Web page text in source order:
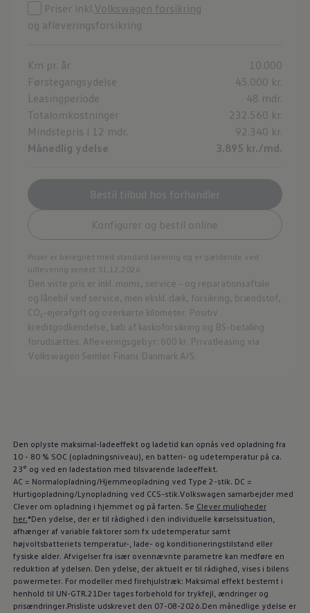
Priser inkl.Volkswagen forsikring
og afleveringsforsikring
Km pr. år
10.000
Førstegangsydelse
45.000 kr.
Leasingperiode
48 mdr.
Totalomkostninger
232.560 kr.
Mindstepris i 12 mdr.
92.340 kr.
Månedlig ydelse
3.895 kr./md.
Bestil tilbud hos forhandler
Konfigurer og bestil online
Priser er beregnet med standard lakering og er gældende ved
udlevering senest 31.12.2026
Den viste pris er inkl. moms, service - og reparationsaftale
og lånebil ved service, men ekskl. dæk, forsikring, brændstof,
CO₂-ejerafgift og overkørte kilometer. Positiv
kreditgodkendelse, køb af kaskoforsikring og BS-betaling
forudsættes. Afleveringsgebyr: 600 kr. Privatleasing via
Volkswagen Semler Finans Danmark A/S.
Den oplyste maksimal-ladeeffekt og ladetid kan opnås ved opladning fra
10 - 80 % SOC (opladningsniveau), en batteri- og udetemperatur på ca.
23° og ved en ladestation med tilsvarende ladeeffekt.
AC = Normalopladning/Hjemmeopladning ved Type 2-stik. DC =
Hurtigopladning/Lynopladning ved CCS-stik.Volkswagen samarbejder med
Clever om opladning i hjemmet og på farten. Se Clever muligheder
her.*Den ydelse, der er til rådighed i den individuelle kørselssituation,
afhænger af variable faktorer som fx udetemperatur samt
højvoltsbatteriets temperatur-, lade- og konditioneringstilstand eller
fysiske alder. Afvigelser fra især ovennævnte parametre kan medføre en
reduktion af ydelsen. Den ydelse, der aktuelt er til rådighed, vises i bilens
powermeter. For modeller med firehjulstræk: Maksimal effekt bestemt i
henhold til UN-GTR.21Der tages forbehold for trykfejl, ændringer og
prisændringer.Prisliste udskrevet den 07-08-2026.Den månedlige ydelse er